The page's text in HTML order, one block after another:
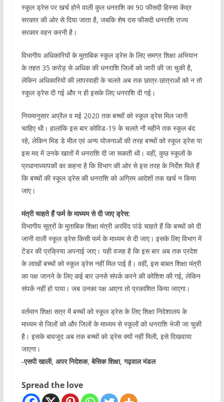
स्कूल ड्रेस पर खर्च होने वाली कुल धनराशि का 90 फीसदी हिस्सा केंद्र
सरकार की ओर से दिया जाता है, जबकि शेष दस फीसदी धनराशि राज्य
सरकार वहन करनी है।
विभागीय अधिकारियों के मुताबिक स्कूल ड्रेस के लिए समग्र शिक्षा अभियान
के तहत 35 करोड़ से अधिक की धनराशि जिलों को जारी की जा चुकी है,
लेकिन अधिकारियों की लापरवाही के चलते अब तक छात्र-छात्राओं को न तो
स्कूल ड्रेस दी गई और न ही इसके लिए धनराशि दी गई।
नियमानुसार अप्रैल व मई 2020 तक बच्चों को स्कूल ड्रेस मिल जानी
चाहिए थी। हालांकि इस बार कोविड-19 के चलते नौ महीने तक स्कूल बंद
रहे, लेकिन मिड डे मील एवं अन्य योजनाओं की तरह बच्चों को स्कूल ड्रेस या
इस मद में उनके खातों में धनराशि दी जा सकती थी। वहीं, कुछ स्कूलों के
प्रधानाध्यापकों का कहना है कि विभाग की ओर से इस तरह के निर्देश मिले हैं
कि बच्चों की स्कूल ड्रेस की धनराशि को अग्रिम आदेशों तक खर्च न किया
जाए।
मंत्री चाहते हैं फर्म के माध्यम से दी जाए ड्रेस:
विभागीय सूत्रों के मुताबिक शिक्षा मंत्री अरविंद पांडे चाहते हैं कि बच्चों को दी
जानी वाली स्कूल ड्रेस किसी फर्म के माध्यम से दी जाए। इसके लिए विभाग में
टेंडर की प्रक्रिया अपनाई जाए। यही वजह है कि इस बार अब तक प्रदेश
के लाखों बच्चों को स्कूल ड्रेस नहीं मिल पाई है। वहीं, इस बाबत शिक्षा मंत्री
का पक्ष जानने के लिए कई बार उनसे संपर्क करने की कोशिश की गई, लेकिन
संपर्क नहीं हो पाया। जब उनका पक्ष आएगा तो प्रकाशित किया जाएगा।
वर्तमान शिक्षा सत्र में बच्चों को स्कूल ड्रेस के लिए शिक्षा निदेशालय के
माध्यम से जिलों को और जिलों के माध्यम से स्कूलों को धनराशि भेजी जा चुकी
है। इसके बावजूद अब तक बच्चों को ड्रेस क्यों नहीं मिली, इसे दिखवाया
जाएगा।
-एसपी खाली, अपर निदेशक, बेसिक शिक्षा, गढ़वाल मंडल
Spread the love